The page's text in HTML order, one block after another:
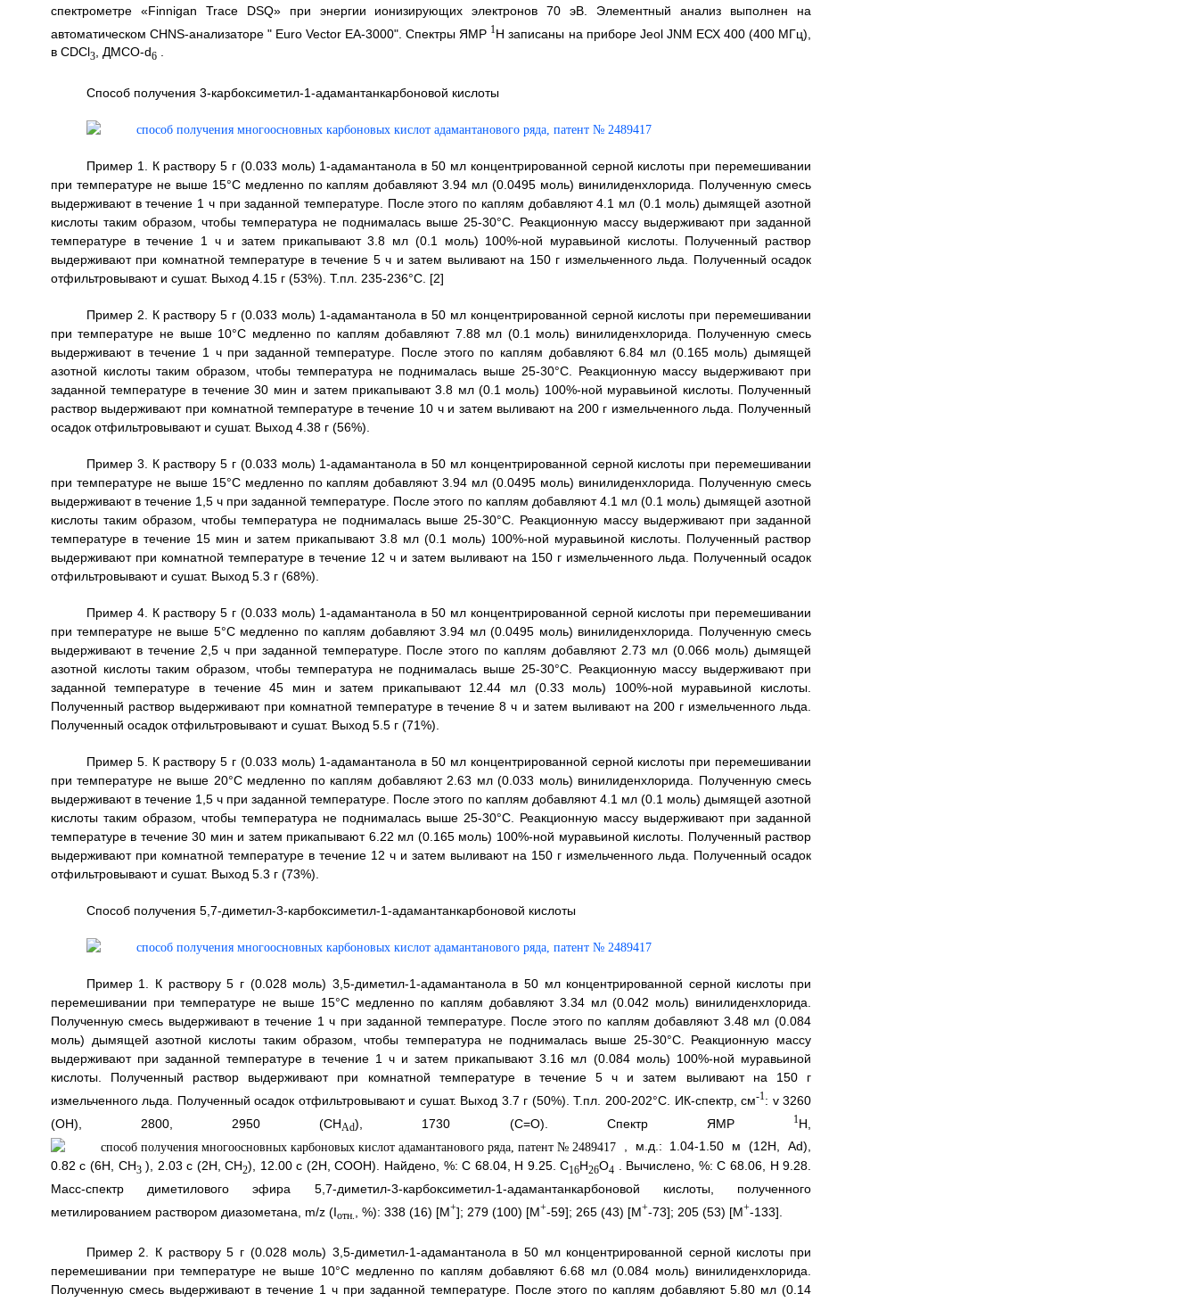
спектрометре «Finnigan Trace DSQ» при энергии ионизирующих электронов 70 эВ. Элементный анализ выполнен на
автоматическом CHNS-анализаторе " Euro Vector ЕА-3000". Спектры ЯМР 1Н записаны на приборе Jeol JNM ЕСХ 400 (400 МГц),
в CDCl3, ДМСО-d6.
Способ получения 3-карбоксиметил-1-адамантанкарбоновой кислоты
Пример 1. К раствору 5 г (0.033 моль) 1-адамантанола в 50 мл концентрированной серной кислоты при перемешивании
при температуре не выше 15°С медленно по каплям добавляют 3.94 мл (0.0495 моль) винилиденхлорида. Полученную смесь
выдерживают в течение 1 ч при заданной температуре. После этого по каплям добавляют 4.1 мл (0.1 моль) дымящей азотной
кислоты таким образом, чтобы температура не поднималась выше 25-30°С. Реакционную массу выдерживают при заданной
температуре в течение 1 ч и затем прикапывают 3.8 мл (0.1 моль) 100%-ной муравьиной кислоты. Полученный раствор
выдерживают при комнатной температуре в течение 5 ч и затем выливают на 150 г измельченного льда. Полученный осадок
отфильтровывают и сушат. Выход 4.15 г (53%). Т.пл. 235-236°С. [2]
Пример 2. К раствору 5 г (0.033 моль) 1-адамантанола в 50 мл концентрированной серной кислоты при перемешивании
при температуре не выше 10°С медленно по каплям добавляют 7.88 мл (0.1 моль) винилиденхлорида. Полученную смесь
выдерживают в течение 1 ч при заданной температуре. После этого по каплям добавляют 6.84 мл (0.165 моль) дымящей
азотной кислоты таким образом, чтобы температура не поднималась выше 25-30°С. Реакционную массу выдерживают при
заданной температуре в течение 30 мин и затем прикапывают 3.8 мл (0.1 моль) 100%-ной муравьиной кислоты. Полученный
раствор выдерживают при комнатной температуре в течение 10 ч и затем выливают на 200 г измельченного льда. Полученный
осадок отфильтровывают и сушат. Выход 4.38 г (56%).
Пример 3. К раствору 5 г (0.033 моль) 1-адамантанола в 50 мл концентрированной серной кислоты при перемешивании
при температуре не выше 15°С медленно по каплям добавляют 3.94 мл (0.0495 моль) винилиденхлорида. Полученную смесь
выдерживают в течение 1,5 ч при заданной температуре. После этого по каплям добавляют 4.1 мл (0.1 моль) дымящей азотной
кислоты таким образом, чтобы температура не поднималась выше 25-30°С. Реакционную массу выдерживают при заданной
температуре в течение 15 мин и затем прикапывают 3.8 мл (0.1 моль) 100%-ной муравьиной кислоты. Полученный раствор
выдерживают при комнатной температуре в течение 12 ч и затем выливают на 150 г измельченного льда. Полученный осадок
отфильтровывают и сушат. Выход 5.3 г (68%).
Пример 4. К раствору 5 г (0.033 моль) 1-адамантанола в 50 мл концентрированной серной кислоты при перемешивании
при температуре не выше 5°С медленно по каплям добавляют 3.94 мл (0.0495 моль) винилиденхлорида. Полученную смесь
выдерживают в течение 2,5 ч при заданной температуре. После этого по каплям добавляют 2.73 мл (0.066 моль) дымящей
азотной кислоты таким образом, чтобы температура не поднималась выше 25-30°С. Реакционную массу выдерживают при
заданной температуре в течение 45 мин и затем прикапывают 12.44 мл (0.33 моль) 100%-ной муравьиной кислоты.
Полученный раствор выдерживают при комнатной температуре в течение 8 ч и затем выливают на 200 г измельченного льда.
Полученный осадок отфильтровывают и сушат. Выход 5.5 г (71%).
Пример 5. К раствору 5 г (0.033 моль) 1-адамантанола в 50 мл концентрированной серной кислоты при перемешивании
при температуре не выше 20°С медленно по каплям добавляют 2.63 мл (0.033 моль) винилиденхлорида. Полученную смесь
выдерживают в течение 1,5 ч при заданной температуре. После этого по каплям добавляют 4.1 мл (0.1 моль) дымящей азотной
кислоты таким образом, чтобы температура не поднималась выше 25-30°С. Реакционную массу выдерживают при заданной
температуре в течение 30 мин и затем прикапывают 6.22 мл (0.165 моль) 100%-ной муравьиной кислоты. Полученный раствор
выдерживают при комнатной температуре в течение 12 ч и затем выливают на 150 г измельченного льда. Полученный осадок
отфильтровывают и сушат. Выход 5.3 г (73%).
Способ получения 5,7-диметил-3-карбоксиметил-1-адамантанкарбоновой кислоты
Пример 1. К раствору 5 г (0.028 моль) 3,5-диметил-1-адамантанола в 50 мл концентрированной серной кислоты при
перемешивании при температуре не выше 15°С медленно по каплям добавляют 3.34 мл (0.042 моль) винилиденхлорида.
Полученную смесь выдерживают в течение 1 ч при заданной температуре. После этого по каплям добавляют 3.48 мл (0.084
моль) дымящей азотной кислоты таким образом, чтобы температура не поднималась выше 25-30°С. Реакционную массу
выдерживают при заданной температуре в течение 1 ч и затем прикапывают 3.16 мл (0.084 моль) 100%-ной муравьиной
кислоты. Полученный раствор выдерживают при комнатной температуре в течение 5 ч и затем выливают на 150 г
измельченного льда. Полученный осадок отфильтровывают и сушат. Выход 3.7 г (50%). Т.пл. 200-202°С. ИК-спектр, см-1: v 3260
(ОН), 2800, 2950 (CHAd), 1730 (С=O). Спектр ЯМР 1Н,
, м.д.: 1.04-1.50 м (12Н, Ad),
0.82 с (6Н, CH3), 2.03 с (2Н, СН2), 12.00 с (2Н, СООН). Найдено, %: С 68.04, Н 9.25. C16H26O4
. Вычислено, %: С 68.06, Н 9.28.
Масс-спектр диметилового эфира 5,7-диметил-3-карбоксиметил-1-адамантанкарбоновой кислоты, полученного
метилированием раствором диазометана, m/z (Iотн. , %): 338 (16) [М+]; 279 (100) [М+-59]; 265 (43) [М+-73]; 205 (53) [М+-133].
Пример 2. К раствору 5 г (0.028 моль) 3,5-диметил-1-адамантанола в 50 мл концентрированной серной кислоты при
перемешивании при температуре не выше 10°C медленно по каплям добавляют 6.68 мл (0.084 моль) винилиденхлорида.
Полученную смесь выдерживают в течение 1 ч при заданной температуре. После этого по каплям добавляют 5.80 мл (0.14